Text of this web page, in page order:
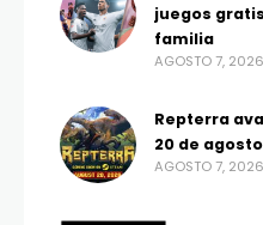
juegos
familia
AGOSTO 7, 2026
Repterra
20 de agosto
AGOSTO 7, 2026